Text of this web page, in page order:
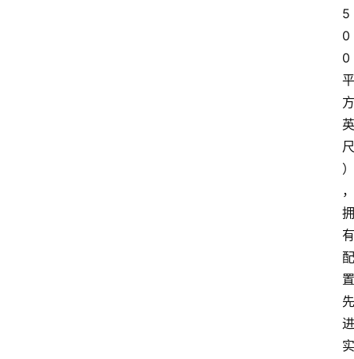
5
0
0
平
方
英
尺
）
，
拥
有
配
置
先
进
实